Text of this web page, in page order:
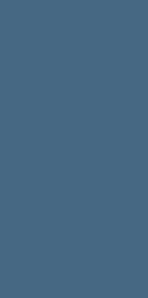
Seimo rytinis
Klausimų grupė: 1
Klausimai
Atliekų
Įmonių
Klimato kaitos